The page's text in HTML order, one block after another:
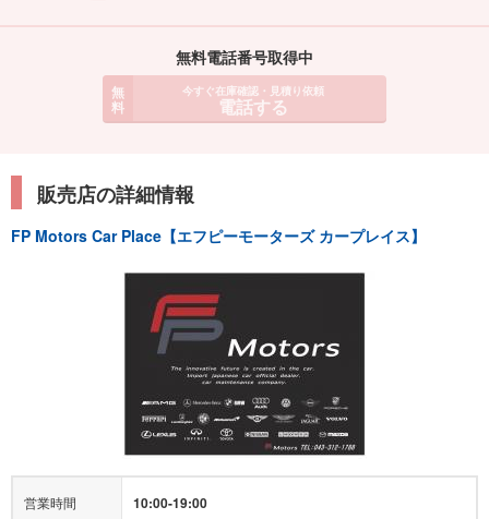
無料電話番号取得中
無
料
今すぐ在庫確認・見積り依頼
電話する
販売店の詳細情報
FP Motors Car Place【エフピーモーターズ カープレイス】
営業時間 10:00-19:00